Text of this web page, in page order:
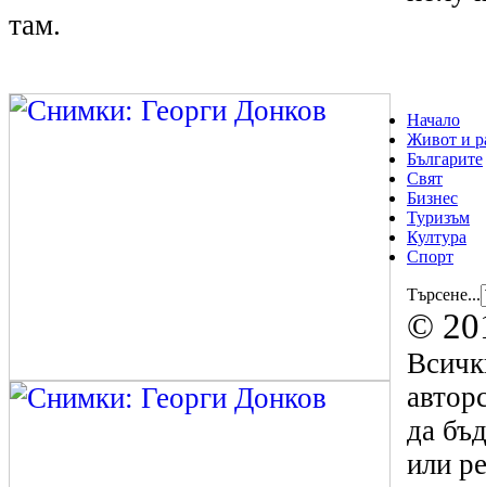
там.
Начало
Живот и
Българите
Свят
Бизнес
Туризъм
Култура
Спорт
Търсене...
©
да
или